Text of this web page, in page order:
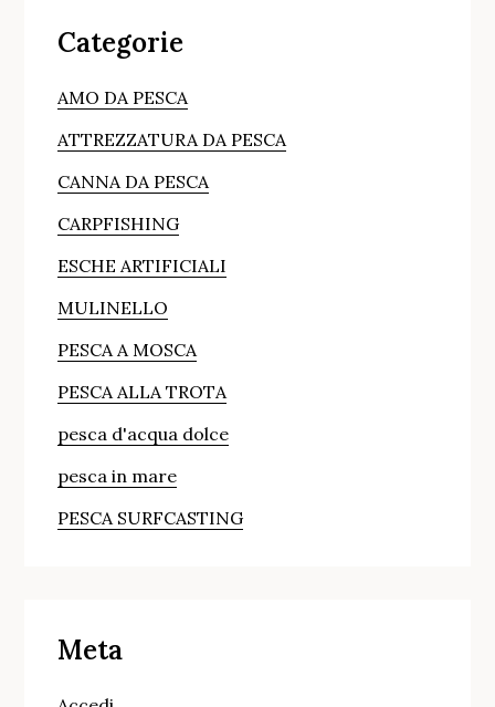
Categorie
AMO DA PESCA
ATTREZZATURA DA PESCA
CANNA DA PESCA
CARPFISHING
ESCHE ARTIFICIALI
MULINELLO
PESCA A MOSCA
PESCA ALLA TROTA
pesca d'acqua dolce
pesca in mare
PESCA SURFCASTING
Meta